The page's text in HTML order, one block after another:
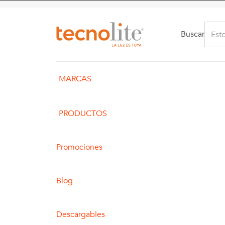
Buscar
MARCAS
PRODUCTOS
Promociones
Blog
Descargables